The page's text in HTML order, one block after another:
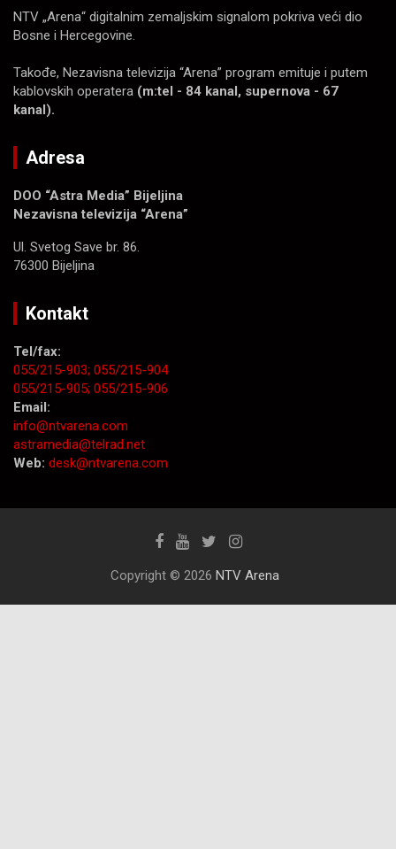
NTV „Arena“ digitalnim zemaljskim signalom pokriva veći dio
Bosne i Hercegovine.
Takođe, Nezavisna televizija “Arena” program emituje i putem
kablovskih operatera (m:tel - 84 kanal, supernova - 67
kanal).
Adresa
DOO “Astra Media” Bijeljina
Nezavisna televizija “Arena”
Ul. Svetog Save br. 86.
76300 Bijeljina
Kontakt
Tel/fax:
055/215-903; 055/215-904
055/215-905; 055/215-906
Email:
info@ntvarena.com
astramedia@telrad.net
Web: desk@ntvarena.com
Copyright © 2026 NTV Arena